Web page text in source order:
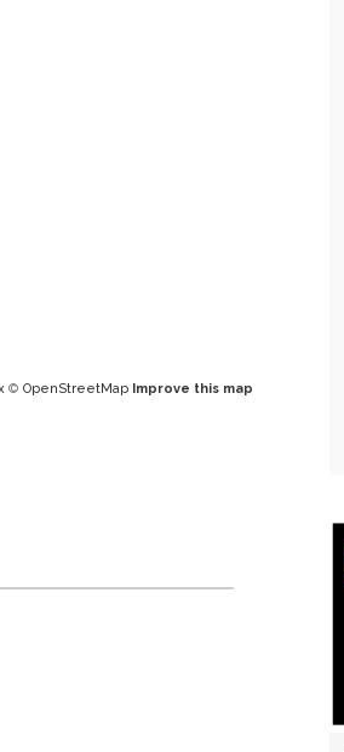
© OpenStreetMap Improve this map